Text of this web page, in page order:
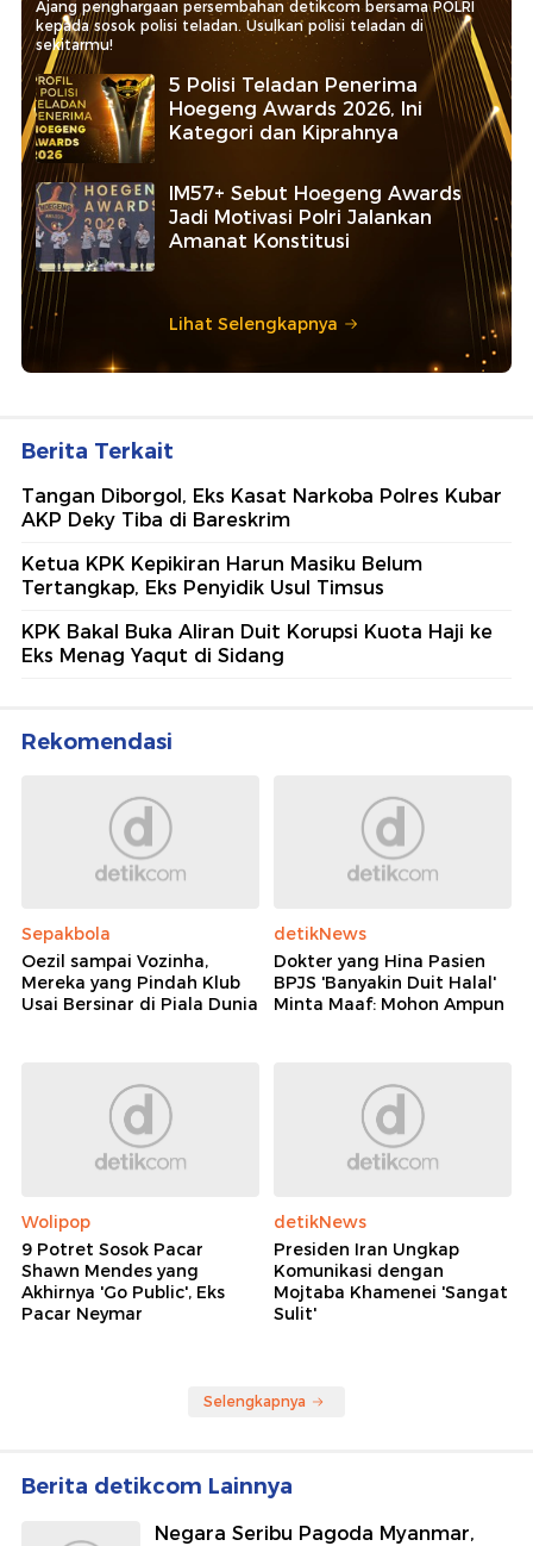
Ajang penghargaan persembahan detikcom bersama POLRI
kepada sosok polisi teladan. Usulkan polisi teladan di
sekitarmu!
5 Polisi Teladan Penerima
Hoegeng Awards 2026, Ini
Kategori dan Kiprahnya
IM57+ Sebut Hoegeng Awards
Jadi Motivasi Polri Jalankan
Amanat Konstitusi
Lihat Selengkapnya
Berita Terkait
Tangan Diborgol, Eks Kasat Narkoba Polres Kubar
AKP Deky Tiba di Bareskrim
Ketua KPK Kepikiran Harun Masiku Belum
Tertangkap, Eks Penyidik Usul Timsus
KPK Bakal Buka Aliran Duit Korupsi Kuota Haji ke
Eks Menag Yaqut di Sidang
Rekomendasi
Sepakbola
Oezil sampai Vozinha,
Mereka yang Pindah Klub
Usai Bersinar di Piala Dunia
detikNews
Dokter yang Hina Pasien
BPJS 'Banyakin Duit Halal'
Minta Maaf: Mohon Ampun
Wolipop
9 Potret Sosok Pacar
Shawn Mendes yang
Akhirnya 'Go Public', Eks
Pacar Neymar
detikNews
Presiden Iran Ungkap
Komunikasi dengan
Mojtaba Khamenei 'Sangat
Sulit'
Selengkapnya
Berita detikcom Lainnya
Negara Seribu Pagoda Myanmar,